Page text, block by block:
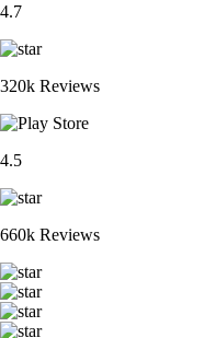
4.7
320k Reviews
4.5
660k Reviews